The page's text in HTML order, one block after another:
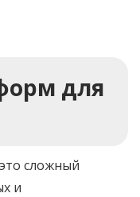
для
сложный
и